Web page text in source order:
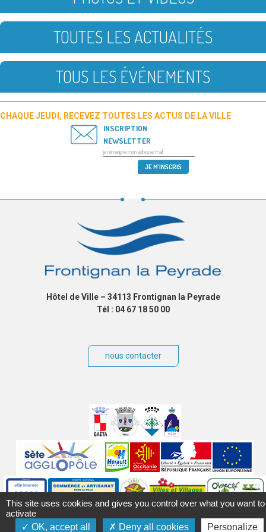
TOUTES LES ACTUALITÉS
TOUS LES ÉVÉNEMENTS
CHAQUE JEUDI, RECEVEZ TOUTES LES ACTUS DE LA VILLE
INSCRIPTION
NEWSLETTER
Hôtel de Ville – 34113 Frontignan la Peyrade
Tél : 04 67 18 50 00
nous contacter
partenaires
Labels
Autres
This site uses cookies and gives you control over what you want to
activate
OK, accept all
Deny all cookies Personalize